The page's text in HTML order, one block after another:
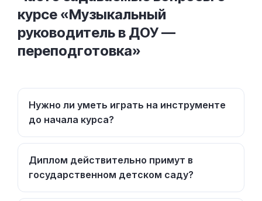
курсе «Музыкальный
руководитель в ДОУ —
переподготовка»
Нужно ли уметь играть на инструменте
до начала курса?
Диплом действительно примут в
государственном детском саду?